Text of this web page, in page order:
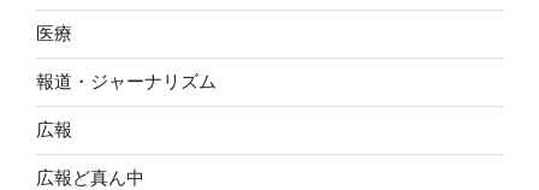
医療
報道・ジャーナリズム
広報
広報ど真ん中